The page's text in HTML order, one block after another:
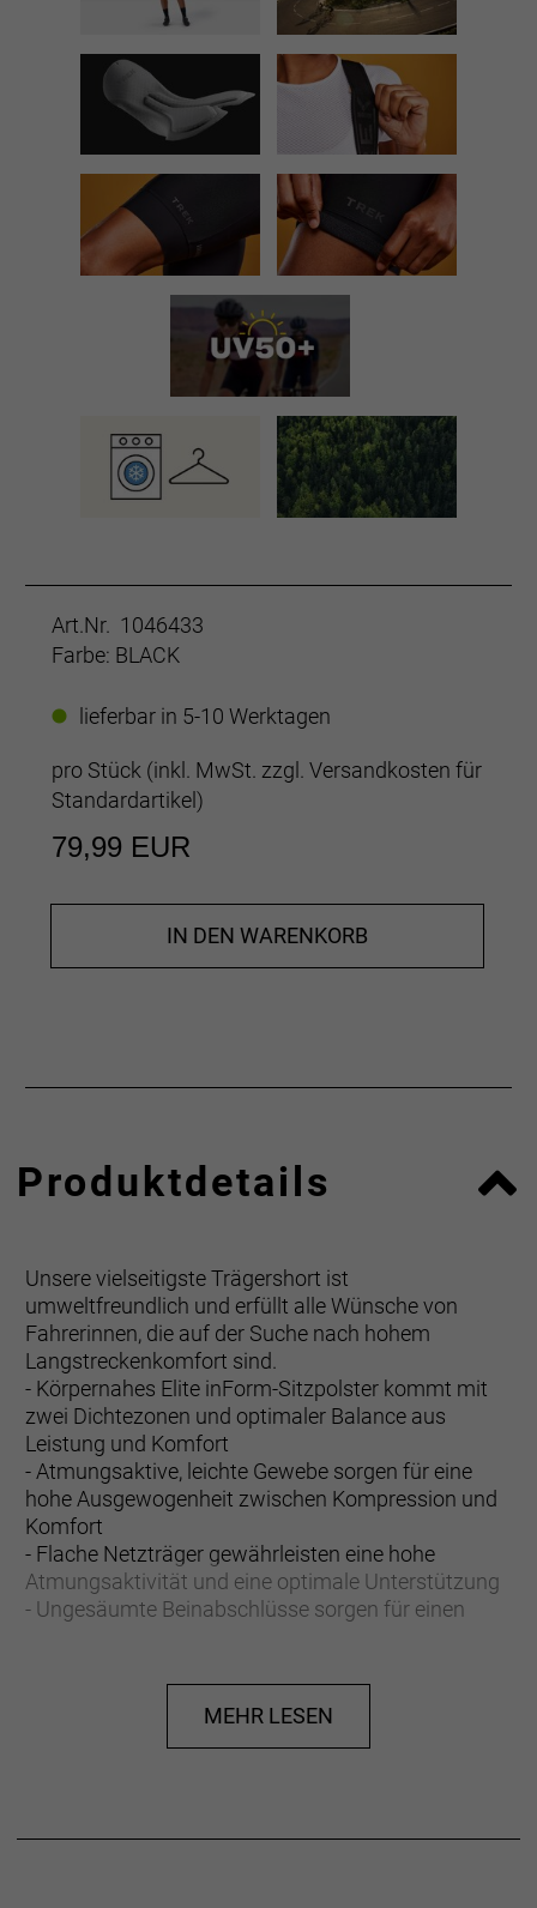
Art.Nr. 1046433
Farbe: BLACK
lieferbar in 5-10 Werktagen
pro Stück (inkl. MwSt. zzgl. Versandkosten für
Standardartikel)
79,99 EUR
IN DEN WARENKORB
Produktdetails
Unsere vielseitigste Trägershort ist
umweltfreundlich und erfüllt alle Wünsche von
Fahrerinnen, die auf der Suche nach hohem
Langstreckenkomfort sind.
- Körpernahes Elite inForm-Sitzpolster kommt mit
zwei Dichtezonen und optimaler Balance aus
Leistung und Komfort
- Atmungsaktive, leichte Gewebe sorgen für eine
hohe Ausgewogenheit zwischen Kompression und
Komfort
- Flache Netzträger gewährleisten eine hohe
Atmungsaktivität und eine optimale Unterstützung
- Ungesäumte Beinabschlüsse sorgen für einen
den sicheren Sitz der Short
- UV-Schutzfaktor 50+
- Eng anliegender Schnitt mit aerodynamischer
MEHR LESEN